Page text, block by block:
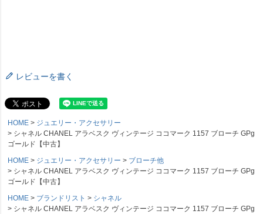
レビューを書く
HOME
ジュエリー・アクセサリー
シャネル CHANEL アラベスク ヴィンテージ ココマーク 1157 ブローチ GPg
ゴールド【中古】
HOME
ジュエリー・アクセサリー
ブローチ他
シャネル CHANEL アラベスク ヴィンテージ ココマーク 1157 ブローチ GPg
ゴールド【中古】
HOME
ブランドリスト
シャネル
シャネル CHANEL アラベスク ヴィンテージ ココマーク 1157 ブローチ GPg